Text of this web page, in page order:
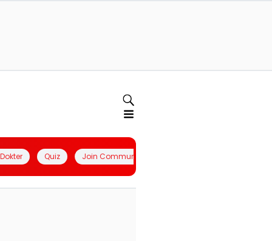
Quiz Join Community